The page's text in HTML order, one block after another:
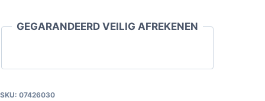
GEGARANDEERD VEILIG AFREKENEN
SKU: 07426030